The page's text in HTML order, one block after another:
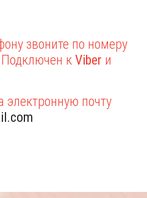
звоните по номеру
к Viber и
почту